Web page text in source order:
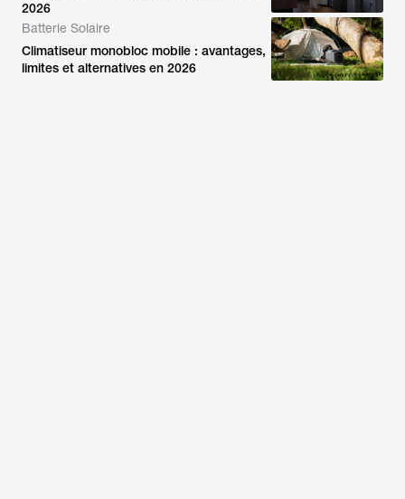
2026
Batterie Solaire
Climatiseur monobloc mobile : avantages,
limites et alternatives en 2026